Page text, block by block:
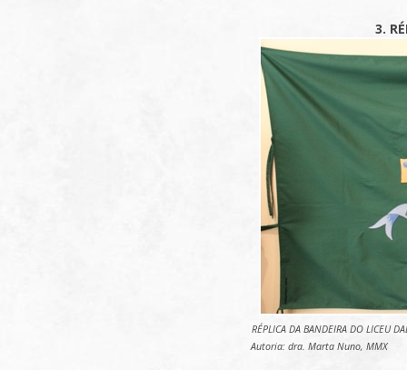
3.
RÉPLICA DA BANDEIRA DO LICEU
Autoria: dra. Marta Nuno, MMX